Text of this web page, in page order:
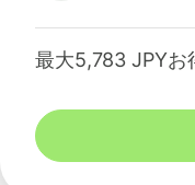
最大5,783 JPYお